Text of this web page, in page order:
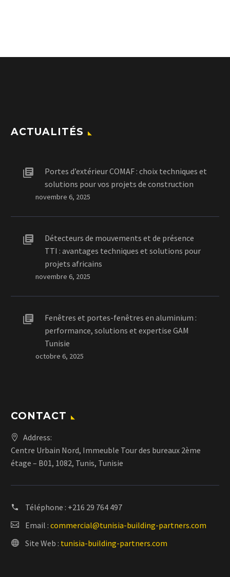
ACTUALITÉS
Portes d’extérieur COMAF : choix techniques et
solutions pour vos projets de construction
novembre 6, 2025
Détecteurs de mouvements et de présence
TTI : avantages techniques et solutions pour
projets africains
novembre 6, 2025
Fenêtres et portes-fenêtres en aluminium :
performance, solutions et expertise GAM
Tunisie
octobre 6, 2025
CONTACT
Address:
Centre Urbain Nord, Immeuble Tour des bureaux 2ème
étage – B01, 1082, Tunis, Tunisie
Téléphone : +216 29 764 497
Email : commercial@tunisia-building-partners.com
Site Web : tunisia-building-partners.com